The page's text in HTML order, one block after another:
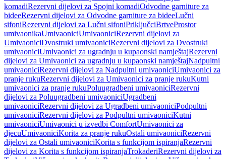
komadiRezervni dijelovi za Spojni komadiOdvodne garniture za
bideeRezervni dijelovi za Odvodne garniture za bideeLučni
sifoniRezervni dijelovi za Lučni sifoniPriključciBrtveProstor
umivaonikaUmivaoniciUmivaoniciRezervni dijelovi za
UmivaoniciDvostruki umivaoniciRezervni dijelovi za Dvostruki
umivaoniciUmivaonici za ugradnju u kupaonski namještajRezervni
dijelovi za Umivaonici za ugradnju u kupaonski namještajNadpultni
umivaoniciRezervni dijelovi za Nadpultni umivaoniciUmivaonici za
pranje rukuRezervni dijelovi za Umivaonici za pranje rukuKutni
umivaonici za pranje rukuPoluugradbeni umivaoniciRezervni
dijelovi za Poluugradbeni umivaoniciUgradbeni
umivaoniciRezervni dijelovi za Ugradbeni umivaoniciPodpultni
umivaoniciRezervni dijelovi za Podpultni umivaoniciKutni
umivaoniciUmivaonici u izvedbi ComfortUmivaonici za
djecuUmivaoniciKorita za pranje rukuOstali umivaoniciRezervni
dijelovi za Ostali umivaoniciKorita s funkcijom ispiranjaRezervni
dijelovi za Korita s funkcijom ispiranjaTrokaderiRezervni dijelovi za